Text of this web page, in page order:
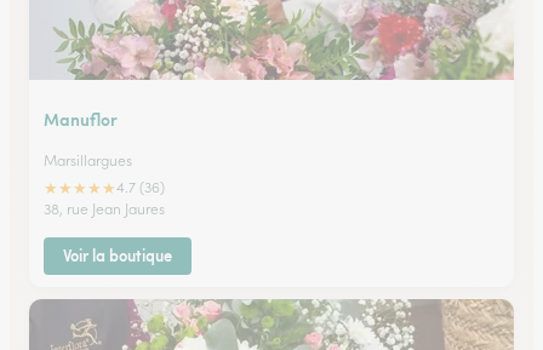
Manuflor
Marsillargues
★★★★★4.7 (36)
38, rue Jean Jaures
Voir la boutique